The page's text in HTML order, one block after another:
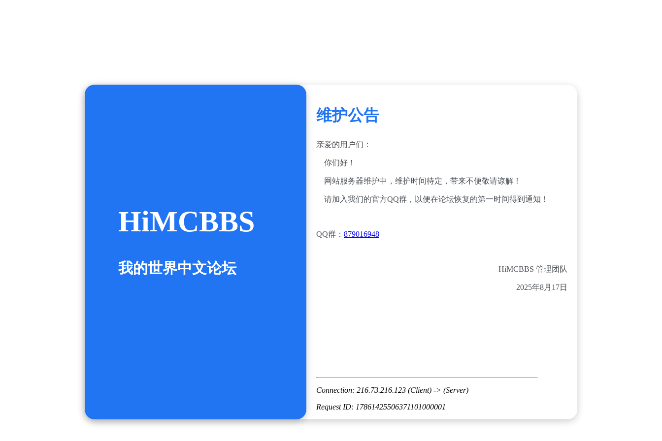
HiMCBBS
我的世界中文论坛
维护公告
亲爱的用户们：
你们好！
网站服务器维护中，维护时间待定，带来不便敬请谅解！
请加入我们的官方QQ群，以便在论坛恢复的第一时间得到通知！
QQ群： 879016948
HiMCBBS 管理团队
2025年8月17日
Connection: 216.73.216.123 (Client) -> (Server)
Request ID: 17861425506371101000001